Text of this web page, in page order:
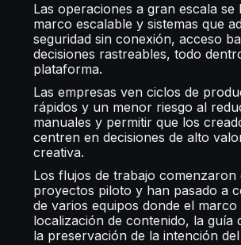
Las operaciones a gran escala se
marco escalable y sistemas que
seguridad sin conexión, acceso
decisiones rastreables, todo
plataforma.
Las empresas ven ciclos de
rápidos y un menor riesgo al
manuales y permitir que los
centren en decisiones de alto
creativa.
Los flujos de trabajo comenzaron
proyectos piloto y han pasado a
de varios equipos donde el marco
localización de contenido, la guía
la preservación de la intención